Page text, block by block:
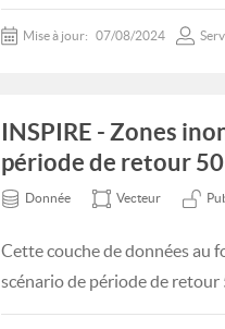
Mise à jour: 07/08/2024
INSPIRE - Zones
période de retour
Donnée Vecteur
Cette couche de données au
scénario de période de